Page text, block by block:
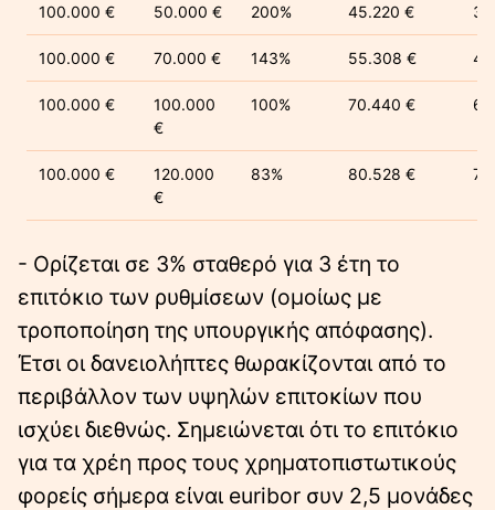
100.000 € 50.000 € 200% 45.220 €
100.000 € 70.000 € 143% 55.308 €
100.000 €
100.000
€
100% 70.440 €
100.000 €
120.000
€
83% 80.528 €
- Ορίζεται σε 3% σταθερό για 3 έτη το
επιτόκιο των ρυθμίσεων (ομοίως με
τροποποίηση της υπουργικής απόφασης).
Έτσι οι δανειολήπτες θωρακίζονται από το
περιβάλλον των υψηλών επιτοκίων που
ισχύει διεθνώς. Σημειώνεται ότι το επιτόκιο
για τα χρέη προς τους χρηματοπιστωτικούς
φορείς σήμερα είναι euribor συν 2,5 μονάδες